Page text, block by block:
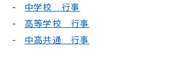
中学校 行事
高等学校 行事
中高共通 行事